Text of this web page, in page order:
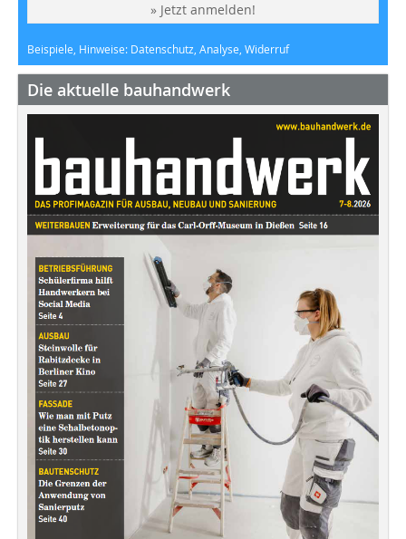
» Jetzt anmelden!
Beispiele, Hinweise: Datenschutz, Analyse, Widerruf
Die aktuelle bauhandwerk